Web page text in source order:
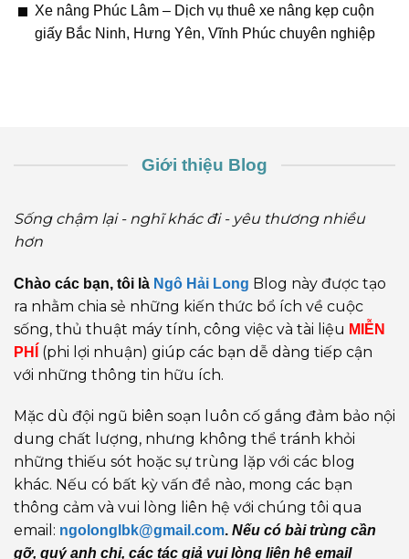
Xe nâng Phúc Lâm – Dịch vụ thuê xe nâng kẹp cuộn
giấy Bắc Ninh, Hưng Yên, Vĩnh Phúc chuyên nghiệp
Giới thiệu Blog
Sống chậm lại - nghĩ khác đi - yêu thương nhiều
hơn
Chào các bạn, tôi là Ngô Hải Long Blog này được tạo
ra nhằm chia sẻ những kiến thức bổ ích về cuộc
sống, thủ thuật máy tính, công việc và tài liệu MIỄN
PHÍ
(phi lợi nhuận) giúp các bạn dễ dàng tiếp cận
với những thông tin hữu ích.
Mặc dù đội ngũ biên soạn luôn cố gắng đảm bảo nội
dung chất lượng, nhưng không thể tránh khỏi
những thiếu sót hoặc sự trùng lặp với các blog
khác. Nếu có bất kỳ vấn đề nào, mong các bạn
thông cảm và vui lòng liên hệ với chúng tôi qua
email: ngolonglbk@gmail.com. Nếu có bài trùng cần
gỡ, quý anh chị, các tác giả vui lòng liên hệ email